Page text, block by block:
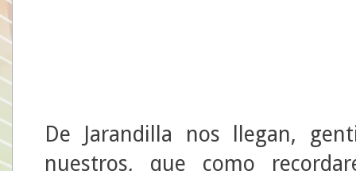
De Jarandilla nos llegan,
nuestros, que como